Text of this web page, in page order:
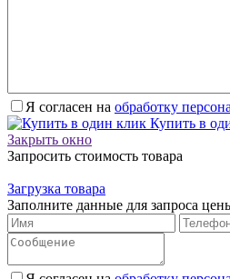
Я согласен на обработку
Купить в
Закрыть окно
Запросить стоимость товара
Загрузка товара
Заполните данные для запроса